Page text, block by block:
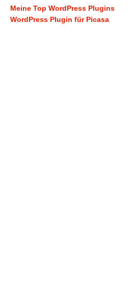
Meine Top WordPress Plugins
WordPress Plugin für Picasa